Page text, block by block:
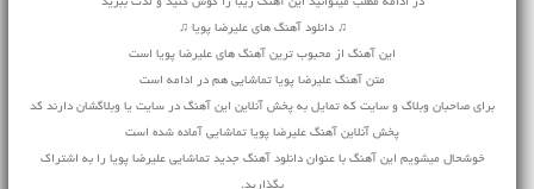
در ادامه مطلب میتوانید این آهنگ زیبا را گوش کنید و لذت ببرید
♫ دانلود آهنگ های علیرضا پویا ♫
این آهنگ از محبوب ترین آهنگ های علیرضا پویا است
متن آهنگ علیرضا پویا تماشایی هم در ادامه است
برای صاحبان وبلاگ و سایت که تمایل به پخش آنلاین این آهنگ در سایت یا وبلاگشان دارند کد
پخش آنلاین آهنگ علیرضا پویا تماشایی آماده شده است
خوشحال میشویم این آهنگ با عنوان دانلود آهنگ جدید تماشایی علیرضا پویا را به اشتراک
بگذارید.